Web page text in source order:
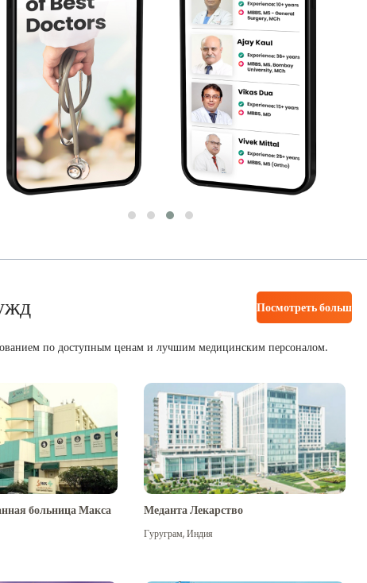
Посмотреть больше
по доступным ценам и лучшим медицинским персоналом.
больница Макса
Меданта Лекарство
Гуруграм,Индия